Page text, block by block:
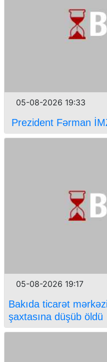
05-08-2026 19:33
Prezident Fərman
05-08-2026 19:17
Bakıda ticarət
şaxtasına düşüb öldü